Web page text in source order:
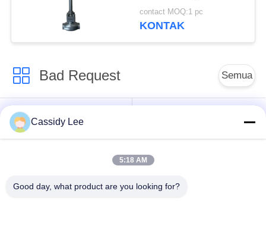
Seal dan CF8/CF3
Valve Body untuk
contact MOQ:1 pc
KONTAK
Bad Request Semua
Katup Globe
Cryogenic
Katup Pengaman
Cassidy Lee
5:18 AM
Good day, what product are you looking for?